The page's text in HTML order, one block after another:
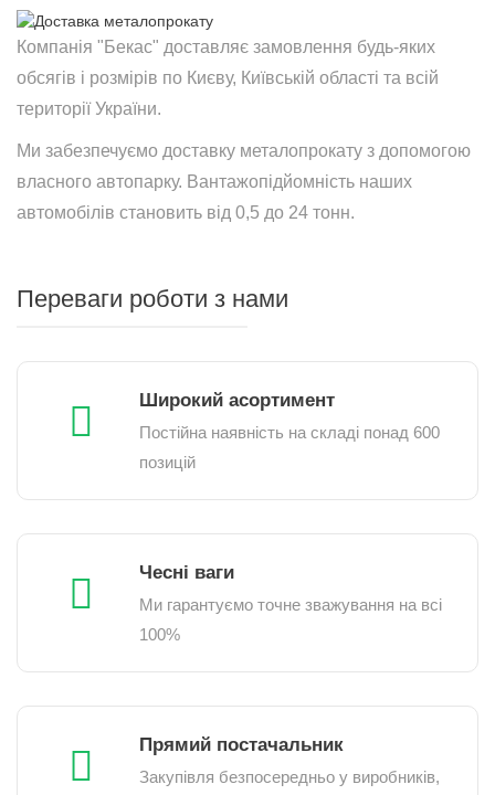
Компанія "Бекас" доставляє замовлення будь-яких
обсягів і розмірів по Києву, Київській області та всій
території України.
Ми забезпечуємо доставку металопрокату з допомогою
власного автопарку. Вантажопідйомність наших
автомобілів становить від 0,5 до 24 тонн.
Переваги роботи з нами
Широкий асортимент
Постійна наявність на складі понад 600
позицій
Чесні ваги
Ми гарантуємо точне зважування на всі
100%
Прямий постачальник
Закупівля безпосередньо у виробників,